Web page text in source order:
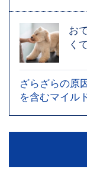
お
く
ざらざらの原
を含むマイル